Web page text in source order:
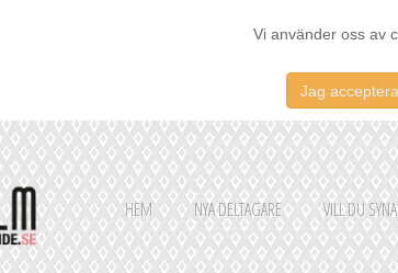
Vi använder oss av
Jag
HEM NYA DELTAGARE VILL DU